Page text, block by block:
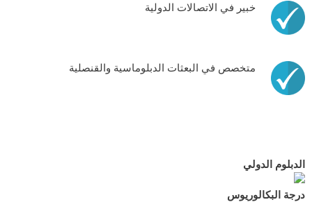
خبير في الاتصالات الدولية
متخصص في البعثات الدبلوماسية والقنصلية
الدبلوم الدولي
درجة البكالوريوس